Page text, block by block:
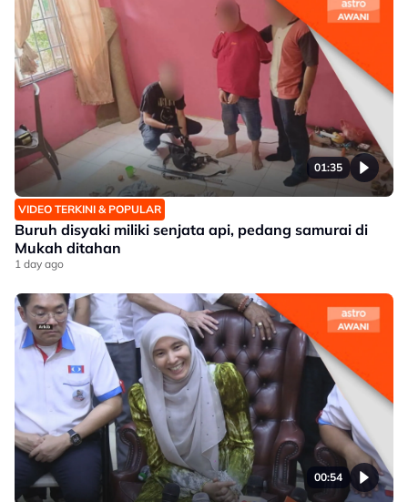
01:35
VIDEO TERKINI & POPULAR
Buruh disyaki miliki senjata api, pedang samurai di
Mukah ditahan
1 day ago
00:54